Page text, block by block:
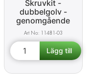
Skruvkit -
dubbelgolv -
genomgående
11481-03